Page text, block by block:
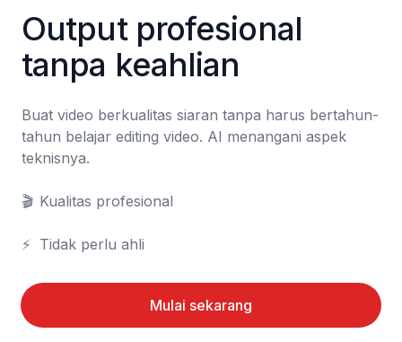
Output profesional
tanpa keahlian
Buat video berkualitas siaran tanpa harus bertahun-
tahun belajar editing video. AI menangani aspek
teknisnya.
🎬	Kualitas profesional
⚡	Tidak perlu ahli
Mulai sekarang